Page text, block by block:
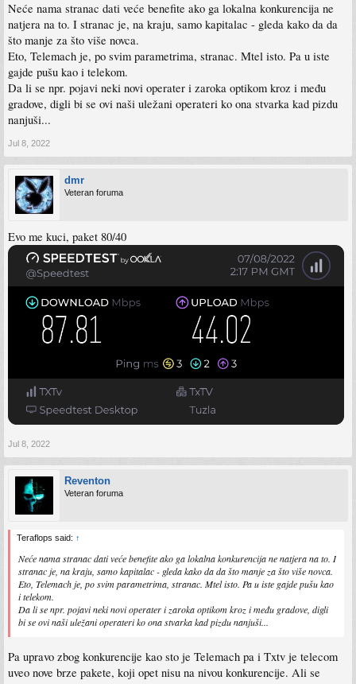
Neće nama stranac dati veće benefite ako ga lokalna konkurencija ne
natjera na to. I stranac je, na kraju, samo kapitalac - gleda kako da da
što manje za što više novca.
Eto, Telemach je, po svim parametrima, stranac. Mtel isto. Pa u iste
gajde pušu kao i telekom.
Da li se npr. pojavi neki novi operater i zaroka optikom kroz i među
gradove, digli bi se ovi naši uležani operateri ko ona stvarka kad pizdu
nanjuši...
Jul 8, 2022
dmr
Veteran foruma
Evo me kuci, paket 80/40
Jul 8, 2022
Reventon
Veteran foruma
Teraflops said: ↑
Neće nama stranac dati veće benefite ako ga lokalna konkurencija ne natjera na to. I
stranac je, na kraju, samo kapitalac - gleda kako da da što manje za što više novca.
Eto, Telemach je, po svim parametrima, stranac. Mtel isto. Pa u iste gajde pušu kao
i telekom.
Da li se npr. pojavi neki novi operater i zaroka optikom kroz i među gradove, digli
bi se ovi naši uležani operateri ko ona stvarka kad pizdu nanjuši...
Pa upravo zbog konkurencije kao sto je Telemach pa i Txtv je telecom
uveo nove brze pakete, koji opet nisu na nivou konkurencije. Ali se